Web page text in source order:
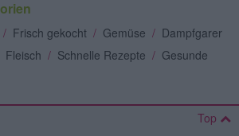
/ Frisch gekocht / Gemüse / Dampfgarer
Fleisch / Schnelle Rezepte / Gesunde
Top